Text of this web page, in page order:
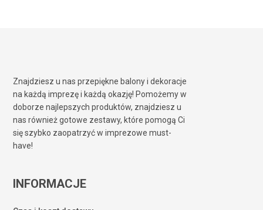
Znajdziesz u nas przepiękne balony i dekoracje
na każdą imprezę i każdą okazję! Pomożemy w
doborze najlepszych produktów, znajdziesz u
nas również gotowe zestawy, które pomogą Ci
się szybko zaopatrzyć w imprezowe must-
have!
INFORMACJE